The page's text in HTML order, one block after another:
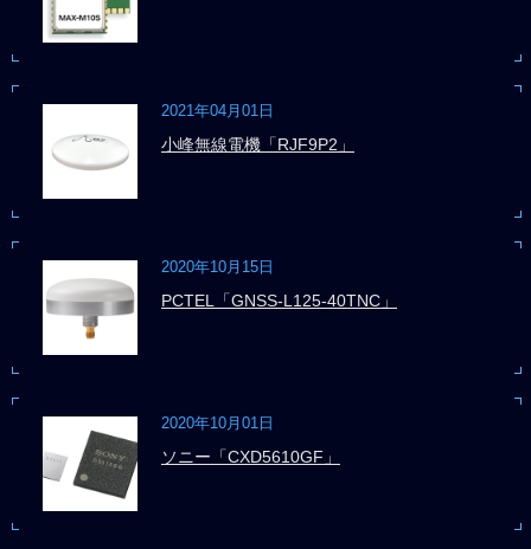
2021年04月01日
小峰無線電機「RJF9P2」
2020年10月15日
PCTEL「GNSS-L125-40TNC」
2020年10月01日
ソニー「CXD5610GF」